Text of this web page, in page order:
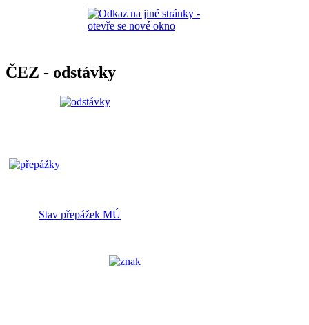
ČEZ - odstávky
Stav přepážek MÚ